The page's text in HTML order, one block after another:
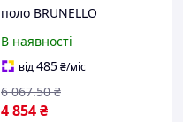
поло BRUNELLO
стильний комплект для
відпочинку та прогулянок
В наявності
від485₴/міс
4 854₴
6 067.50 ₴